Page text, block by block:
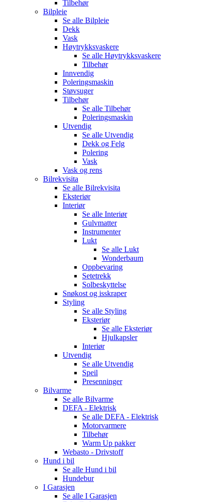
Tilbehør
Bilpleie
Se alle Bilpleie
Dekk
Vask
Høytrykksvaskere
Se alle Høytrykksvaskere
Tilbehør
Innvendig
Poleringsmaskin
Støvsuger
Tilbehør
Se alle Tilbehør
Poleringsmaskin
Utvendig
Se alle Utvendig
Dekk og Felg
Polering
Vask
Vask og rens
Bilrekvisita
Se alle Bilrekvisita
Eksteriør
Interiør
Se alle Interiør
Gulvmatter
Instrumenter
Lukt
Se alle Lukt
Wonderbaum
Oppbevaring
Setetrekk
Solbeskyttelse
Snøkost og isskraper
Styling
Se alle Styling
Eksteriør
Se alle Eksteriør
Hjulkapsler
Interiør
Utvendig
Se alle Utvendig
Speil
Presenninger
Bilvarme
Se alle Bilvarme
DEFA - Elektrisk
Se alle DEFA - Elektrisk
Motorvarmere
Tilbehør
Warm Up pakker
Webasto - Drivstoff
Hund i bil
Se alle Hund i bil
Hundebur
I Garasjen
Se alle I Garasjen